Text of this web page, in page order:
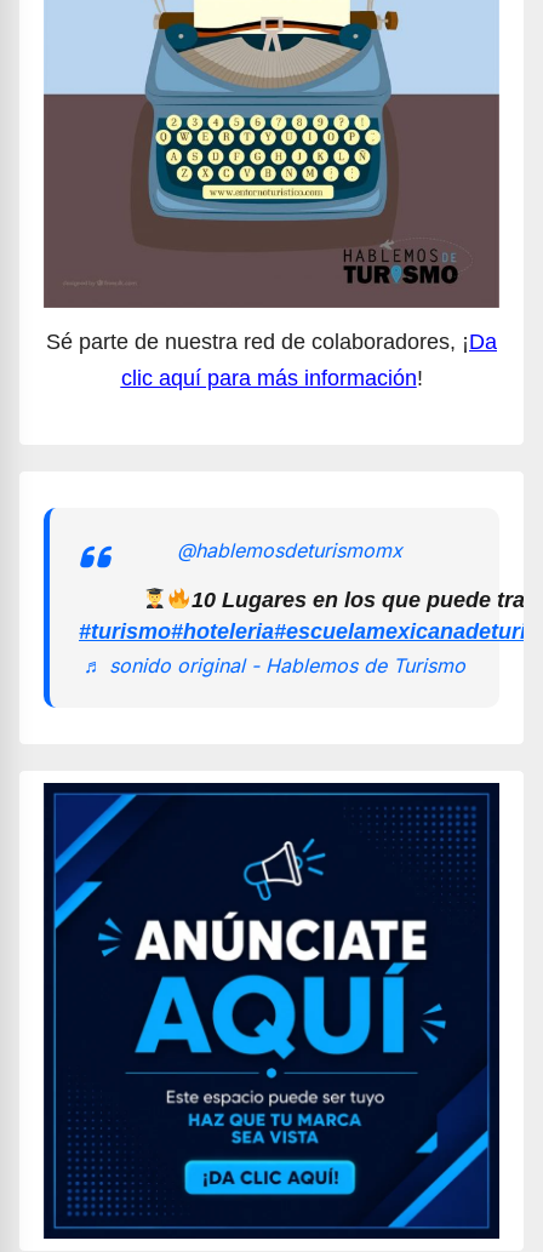
Sé parte de nuestra red de colaboradores, ¡Da
clic aquí para más información!
@hablemosdeturismomx
10 Lugares en los que puede
#turismo#hoteleria
♬ sonido original - Hablemos de Turismo